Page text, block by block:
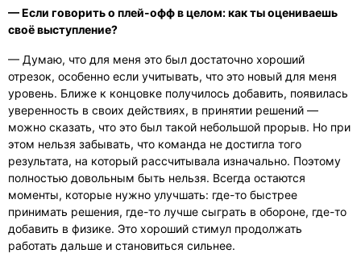
— Если говорить о плей-офф в целом: как ты оцениваешь
своё выступление?
— Думаю, что для меня это был достаточно хороший
отрезок, особенно если учитывать, что это новый для меня
уровень. Ближе к концовке получилось добавить, появилась
уверенность в своих действиях, в принятии решений —
можно сказать, что это был такой небольшой прорыв. Но при
этом нельзя забывать, что команда не достигла того
результата, на который рассчитывала изначально. Поэтому
полностью довольным быть нельзя. Всегда остаются
моменты, которые нужно улучшать: где-то быстрее
принимать решения, где-то лучше сыграть в обороне, где-то
добавить в физике. Это хороший стимул продолжать
работать дальше и становиться сильнее.